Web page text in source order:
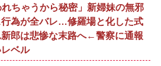
れちゃうから秘密」新婦妹の無邪
為が全バレ…修羅場と化した式
郎は悲惨な末路へ←警察に通報
ベル